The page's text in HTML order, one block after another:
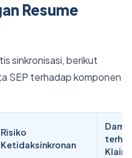
Resume
sinkronisasi, berikut
SEP terhadap komponen
Risiko
Ketidaksinkronan
Klaim